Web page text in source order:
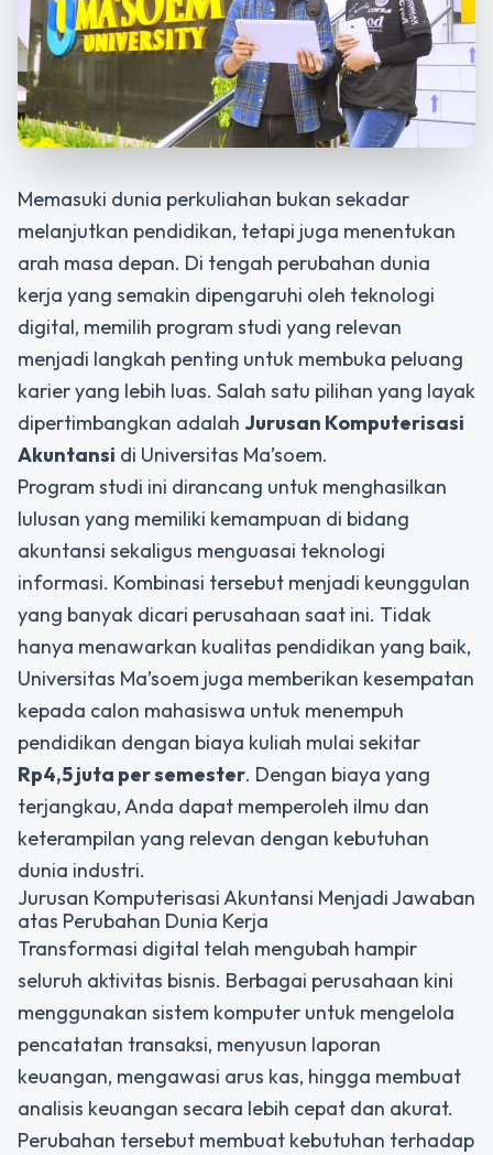
Memasuki dunia perkuliahan bukan sekadar
melanjutkan pendidikan, tetapi juga menentukan
arah masa depan. Di tengah perubahan dunia
kerja yang semakin dipengaruhi oleh teknologi
digital, memilih program studi yang relevan
menjadi langkah penting untuk membuka peluang
karier yang lebih luas. Salah satu pilihan yang layak
dipertimbangkan adalah Jurusan Komputerisasi
Akuntansi di Universitas Ma’soem.
Program studi ini dirancang untuk menghasilkan
lulusan yang memiliki kemampuan di bidang
akuntansi sekaligus menguasai teknologi
informasi. Kombinasi tersebut menjadi keunggulan
yang banyak dicari perusahaan saat ini. Tidak
hanya menawarkan kualitas pendidikan yang baik,
Universitas Ma’soem juga memberikan kesempatan
kepada calon mahasiswa untuk menempuh
pendidikan dengan biaya kuliah mulai sekitar
Rp4,5 juta per semester. Dengan biaya yang
terjangkau, Anda dapat memperoleh ilmu dan
keterampilan yang relevan dengan kebutuhan
dunia industri.
Jurusan Komputerisasi Akuntansi Menjadi Jawaban
atas Perubahan Dunia Kerja
Transformasi digital telah mengubah hampir
seluruh aktivitas bisnis. Berbagai perusahaan kini
menggunakan sistem komputer untuk mengelola
pencatatan transaksi, menyusun laporan
keuangan, mengawasi arus kas, hingga membuat
analisis keuangan secara lebih cepat dan akurat.
Perubahan tersebut membuat kebutuhan terhadap